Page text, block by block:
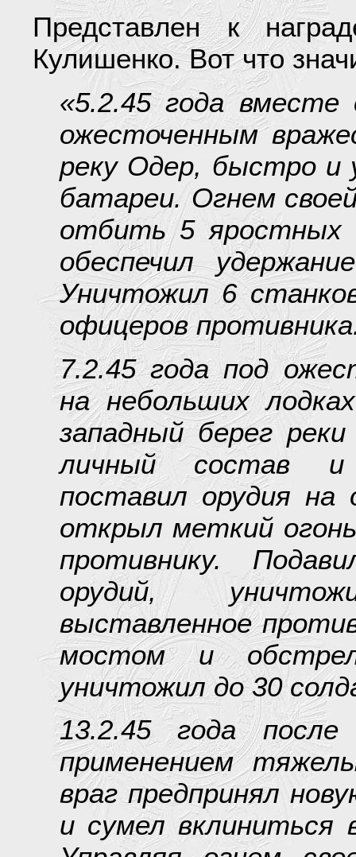
Представлен к
Кулишенко. Вот что
«5.2.45 года
ожесточенным
реку Одер, быстро и
батареи. Огнем
отбить 5 яростных
обеспечил
Уничтожил 6
офицеров
7.2.45 года под
на небольших
западный берег
личный состав и
поставил орудия
открыл меткий
противнику.
орудий,
выставленное
мостом и
уничтожил до 30
13.2.45 года
применением
враг предпринял
и сумел вклиниться